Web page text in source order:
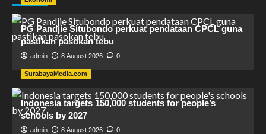
PG Pandjie Situbondo perkuat pendataan CPCL guna
pastikan pasokan tebu
admin 8 August 2026 0
SurabayaMedia.com
Indonesia targets 150,000 students for people’s
schools by 2027
admin 8 August 2026 0